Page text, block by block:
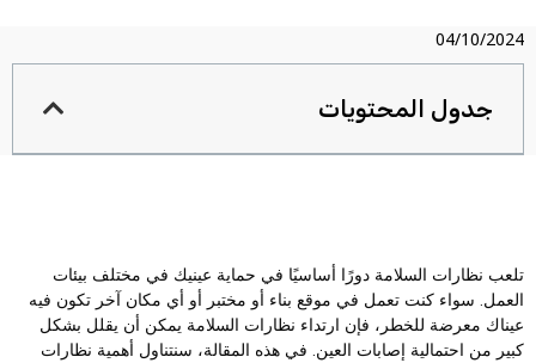
04/10/
جدول المحتويات
نظارات السلامة دورًا أساسيًا في حماية عينيك في مختلف بيئات
سواء كنت تعمل في موقع بناء أو مختبر أو أي مكان آخر تكون فيه
معرضة للخطر، فإن ارتداء نظارات السلامة يمكن أن يقلل بشكل
من احتمالية إصابات العين. في هذه المقالة، سنتناول أهمية نظارات